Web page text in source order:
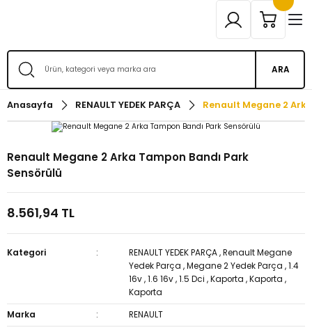
ARA
Anasayfa RENAULT YEDEK PARÇA Renault Megane 2
Renault Megane 2 Arka Tampon Bandı Park
Sensörülü
8.561,94 TL
Kategori RENAULT YEDEK PARÇA ,Renault Megane
Yedek Parça ,Megane 2 Yedek Parça ,1.4
16v ,1.6 16v ,1.5 Dci ,Kaporta ,Kaporta ,
Kaporta
Marka
RENAULT